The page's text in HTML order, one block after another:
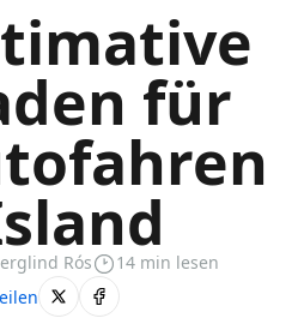
für
Rós
14 min lesen